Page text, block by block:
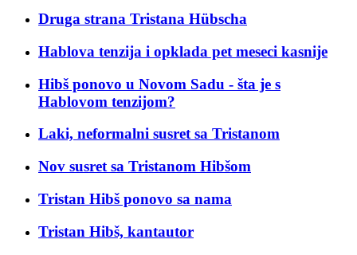
Druga strana Tristana Hübscha
Hablova tenzija i opklada pet meseci kasnije
Hibš ponovo u Novom Sadu - šta je s
Hablovom tenzijom?
Laki, neformalni susret sa Tristanom
Nov susret sa Tristanom Hibšom
Tristan Hibš ponovo sa nama
Tristan Hibš, kantautor